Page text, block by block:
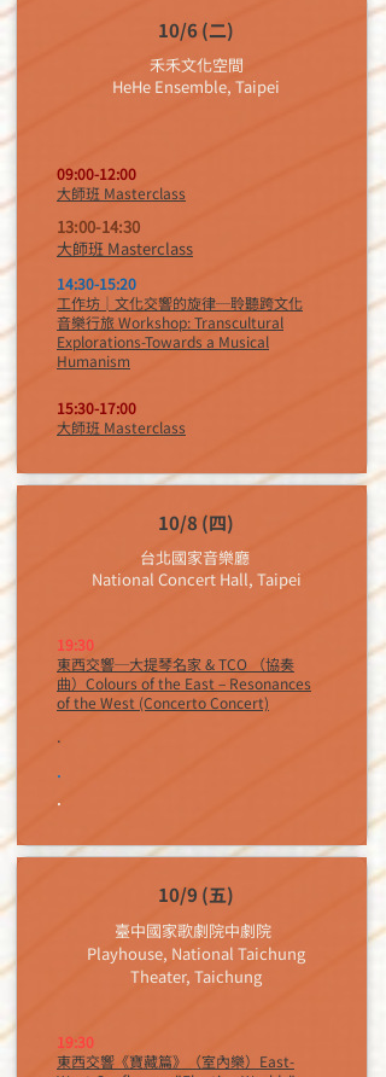
10/6 (二)
禾禾文化空間
HeHe Ensemble, Taipei
09:00-12:00
大師班 Masterclass
13:00-14:30
大師班 Masterclass
14:30-15:20
工作坊│文化交響的旋律─聆聽跨文化
音樂行旅 Workshop: Transcultural
Explorations-Towards a Musical
Humanism
15:30-17:00
大師班 Masterclass
10/8 (四)
台北國家音樂廳
National Concert Hall, Taipei​
19:30
東西交響─大提琴名家 & TCO （協奏
曲）Colours of the East – Resonances
of the West (Concerto Concert)
.
.
.
10/9 (五)
臺中國家歌劇院中劇院
Playhouse, National Taichung
Theater, Taichung
19:30
東西交響《寶藏篇》（室內樂）East-